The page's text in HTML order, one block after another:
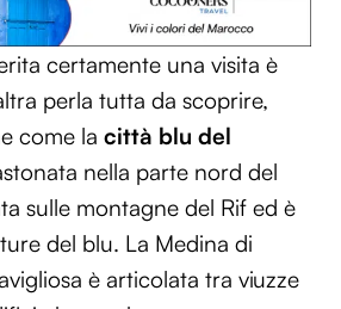
certamente una visita è
perla tutta da scoprire,
come la città blu del
nella parte nord del
sulle montagne del Rif ed è
del blu. La Medina di
è articolata tra viuzze